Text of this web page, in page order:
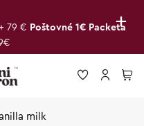
+
79 € Poštovné 1€ Packeta
milk